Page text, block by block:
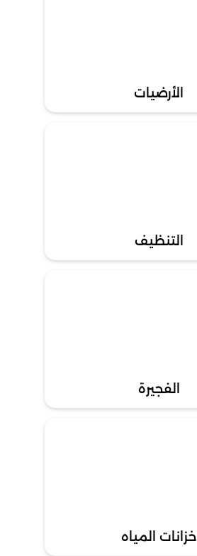
الأرضيات
التنظيف
الفجيرة
خزانات المياه